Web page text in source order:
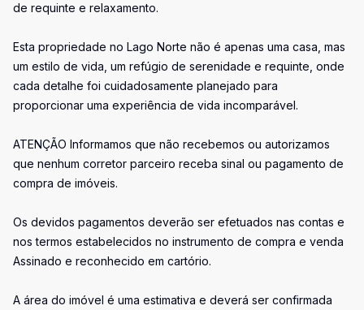
de requinte e relaxamento.
Esta propriedade no Lago Norte não é apenas uma casa, mas
um estilo de vida, um refúgio de serenidade e requinte, onde
cada detalhe foi cuidadosamente planejado para
proporcionar uma experiência de vida incomparável.
ATENÇÃO Informamos que não recebemos ou autorizamos
que nenhum corretor parceiro receba sinal ou pagamento de
compra de imóveis.
Os devidos pagamentos deverão ser efetuados nas contas e
nos termos estabelecidos no instrumento de compra e venda
Assinado e reconhecido em cartório.
A área do imóvel é uma estimativa e deverá ser confirmada